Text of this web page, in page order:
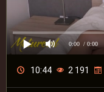
0:00 / 0:00
10:44 2 191